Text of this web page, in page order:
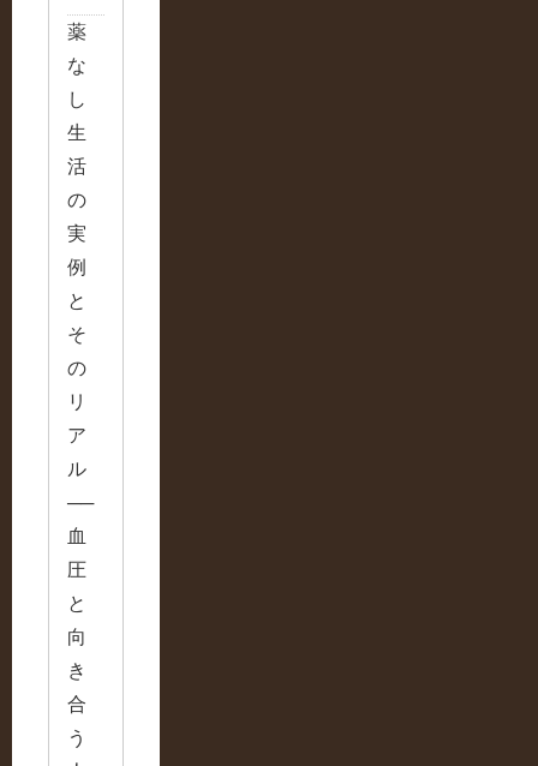
薬
な
し
生
活
の
実
例
と
そ
の
リ
ア
ル
──
血
圧
と
向
き
合
う